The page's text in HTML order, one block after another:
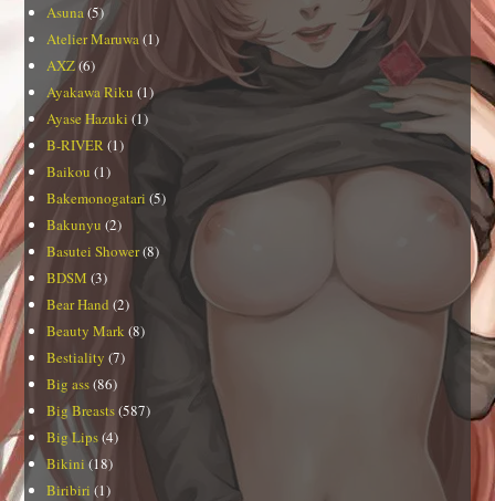
Asuna(5)
Atelier Maruwa(1)
AXZ(6)
Ayakawa Riku (1)
Ayase Hazuki (1)
B-RIVER(1)
Baikou (1)
Bakemonogatari (5)
Bakunyu (2)
Basutei Shower(8)
BDSM (3)
Bear Hand (2)
Beauty Mark (8)
Bestiality (7)
Big ass(86)
Big Breasts(587)
Big Lips(4)
Bikini (18)
Biribiri (1)